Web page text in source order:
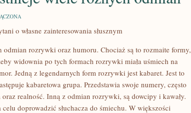
o własne zainteresowania słusznym
odmian rozrywki oraz humoru. Chociaż są to rozmaite formy,
widownia po tych formach rozrywki miała uśmiech na
Jedną z legendarnych form rozrywki jest kabaret. Jest to
kabaretowa grupa. Przedstawia swoje numery, często
realność. Inną z odmian rozrywki, są dowcipy i kawały.
doprowadzić słuchacza do śmiechu. W większości